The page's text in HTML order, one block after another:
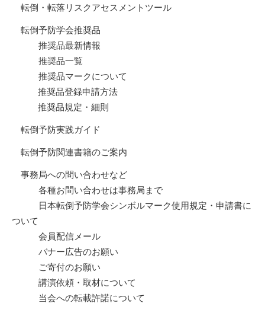
転倒・転落リスクアセスメントツール
転倒予防学会推奨品
推奨品最新情報
推奨品一覧
推奨品マークについて
推奨品登録申請方法
推奨品規定・細則
転倒予防実践ガイド
転倒予防関連書籍のご案内
事務局への問い合わせなど
各種お問い合わせは事務局まで
日本転倒予防学会シンボルマーク使用規定・申請書に
ついて
会員配信メール
バナー広告のお願い
ご寄付のお願い
講演依頼・取材について
当会への転載許諾について